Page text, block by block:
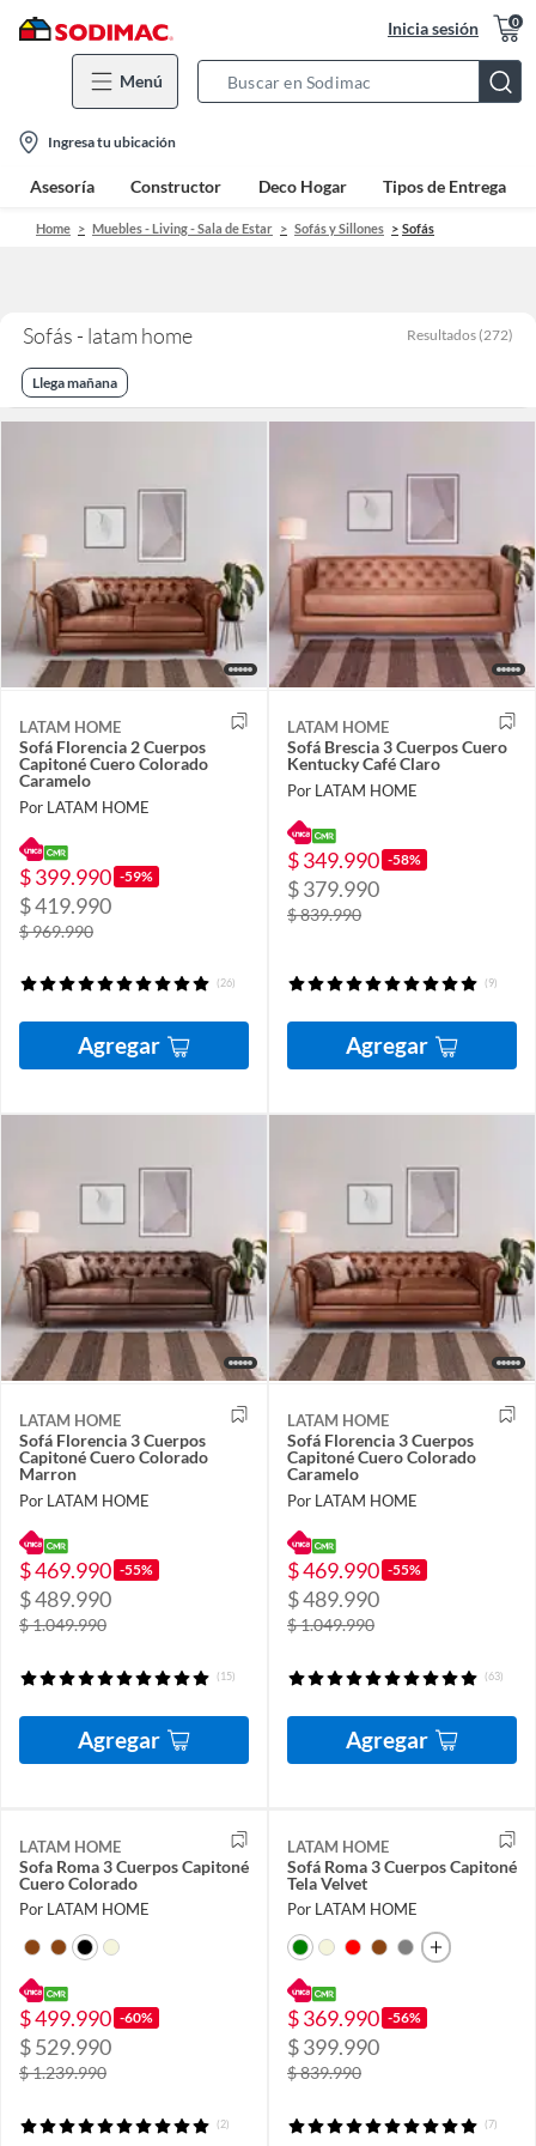
Inicia sesión 0
Menú
Bar
location-
icon
Ingresa tu ubicación
Asesoría Constructor Deco Hogar Tipos de Entrega
Home Muebles - Living - Sala de Estar Sofás y Sillones Sofás
Sofás - latam home Resultados (272)
Llega mañana
LATAM HOME
Sofá Florencia 2 Cuerpos
Capitoné Cuero Colorado
Caramelo
Por LATAM HOME
$ 399.990 -59%
$ 419.990
$ 969.990
(26)
Agregar
LATAM HOME
Sofá Brescia 3 Cuerpos Cuero
Kentucky Café Claro
Por LATAM HOME
$ 349.990 -58%
$ 379.990
$ 839.990
(9)
Agregar
LATAM HOME
Sofá Florencia 3 Cuerpos
Capitoné Cuero Colorado
Marron
Por LATAM HOME
$ 469.990 -55%
$ 489.990
$ 1.049.990
(15)
Agregar
LATAM HOME
Sofá Florencia 3 Cuerpos
Capitoné Cuero Colorado
Caramelo
Por LATAM HOME
$ 469.990 -55%
$ 489.990
$ 1.049.990
(63)
Agregar
LATAM HOME
Sofa Roma 3 Cuerpos Capitoné
Cuero Colorado
Por LATAM HOME
$ 499.990 -60%
$ 529.990
$ 1.239.990
(2)
LATAM HOME
Sofá Roma 3 Cuerpos Capitoné
Tela Velvet
Por LATAM HOME
$ 369.990 -56%
$ 399.990
$ 839.990
(7)